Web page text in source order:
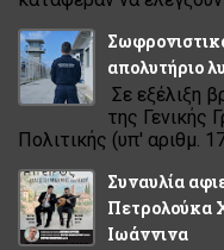
απολυτήριο
Σε εξέλιξη
της Γενικής
Πολιτικής (υπ' αριθμ.
Συναυλία
Πετρολούκα
Ιωάννινα